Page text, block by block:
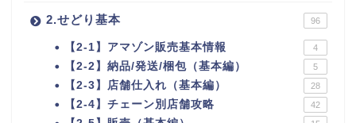
2.せどり基本 96
【2-1】アマゾン販売基本情報 4
【2-2】納品/発送/梱包（基本編） 5
【2-3】店舗仕入れ（基本編） 28
【2-4】チェーン別店舗攻略 42